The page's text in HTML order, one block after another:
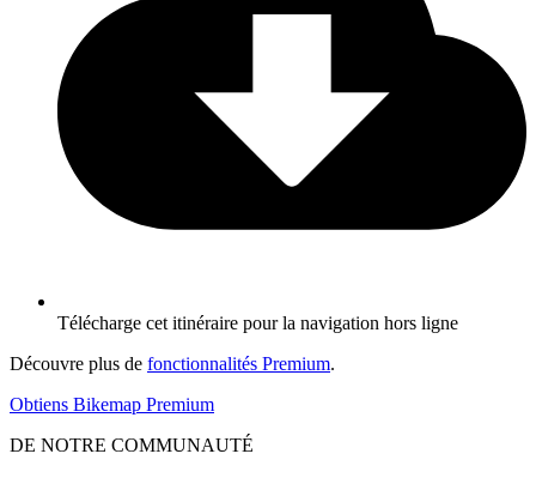
Télécharge cet itinéraire pour la navigation hors ligne
Découvre plus de fonctionnalités Premium.
Obtiens Bikemap Premium
DE NOTRE COMMUNAUTÉ